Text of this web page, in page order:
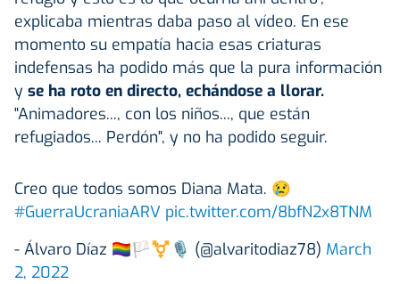
explicaba mientras daba paso al vídeo. En ese
momento su empatía hacia esas criaturas
indefensas ha podido más que la pura información
y se ha roto en directo, echándose a llorar.
"Animadores..., con los niños..., que están
refugiados... Perdón", y no ha podido seguir.
Creo que todos somos Diana Mata. 😢
#GuerraUcraniaARV pic.twitter.com/8bfN2x8TNM
- Álvaro Díaz 🏳️‍🌈🏳️‍⚧️🎙 (@alvaritodiaz78) March
2, 2022